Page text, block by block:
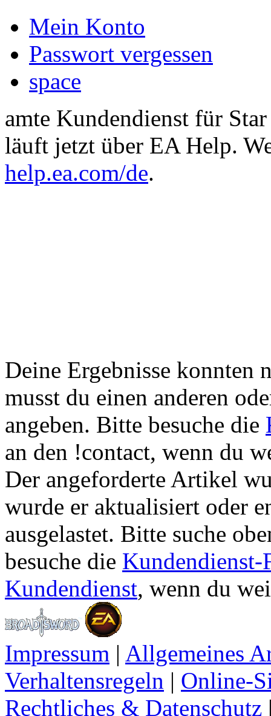
Mein Konto
Passwort vergessen
space
amte Kundendienst für
läuft jetzt über EA Help.
help.ea.com/de.
Deine Ergebnisse konnten
musst du einen anderen
angeben. Bitte besuche die
an den !contact, wenn du
Der angeforderte Artikel
wurde er aktualisiert oder
ausgelastet. Bitte suche
besuche die Kundendienst-
Kundendienst, wenn du
Impressum | Allgemeines
Verhaltensregeln | Online-
Rechtliches & Datenschutz